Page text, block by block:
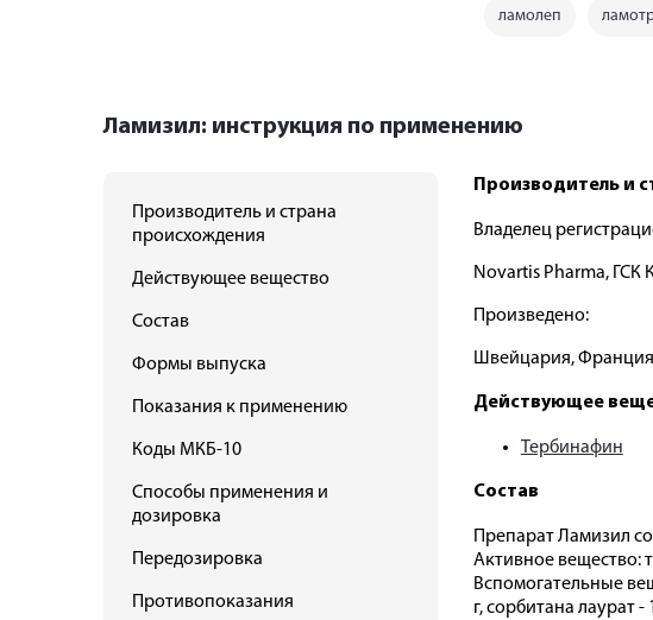
ламолеп
Ламизил: инструкция по применению
Производитель и страна
происхождения
Действующее вещество
Состав
Формы выпуска
Показания к применению
Коды МКБ-10
Способы применения и
дозировка
Передозировка
Противопоказания
Производитель и
Владелец
Novartis Pharma, ГСК
Произведено:
Швейцария, Франция
Действующее
Тербинафин
Состав
Препарат Ламизил
Активное вещество:
Вспомогательные
г, сорбитана лаурат